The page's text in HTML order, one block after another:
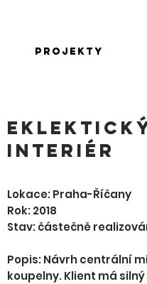
Projekty
INTERIÉR
Lokace: Praha-Říčany
Rok: 2018
Stav: částečně
Popis: Návrh centrální
koupelny. Klient má